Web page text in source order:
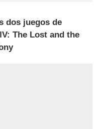
dos juegos de
The Lost and the